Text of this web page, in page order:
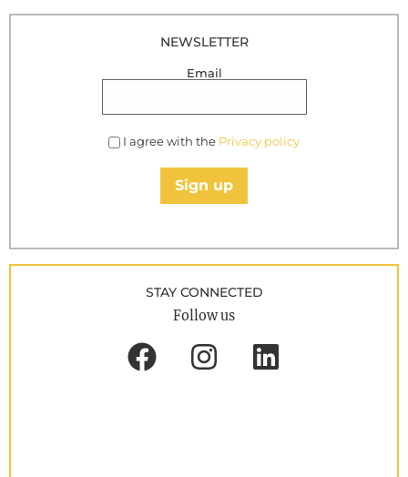
NEWSLETTER
Email
I agree with the Privacy policy
Sign up
STAY CONNECTED
Follow us